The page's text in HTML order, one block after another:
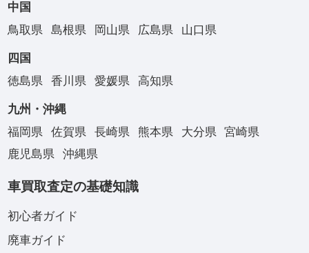
中国
鳥取県
島根県 岡山県 広島県 山口県
四国
徳島県
香川県 愛媛県 高知県
九州・沖縄
福岡県
佐賀県 長崎県 熊本県 大分県
宮崎県
鹿児島県
沖縄県
車買取査定の基礎知識
初心者ガイド
廃車ガイド